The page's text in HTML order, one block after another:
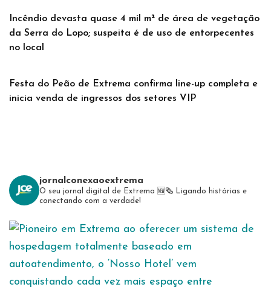
Incêndio devasta quase 4 mil m² de área de vegetação
da Serra do Lopo; suspeita é de uso de entorpecentes
no local
Festa do Peão de Extrema confirma line-up completa e
inicia venda de ingressos dos setores VIP
jornalconexaoextrema
O seu jornal digital de Extrema 🆕️🗞 Ligando histórias e
conectando com a verdade!